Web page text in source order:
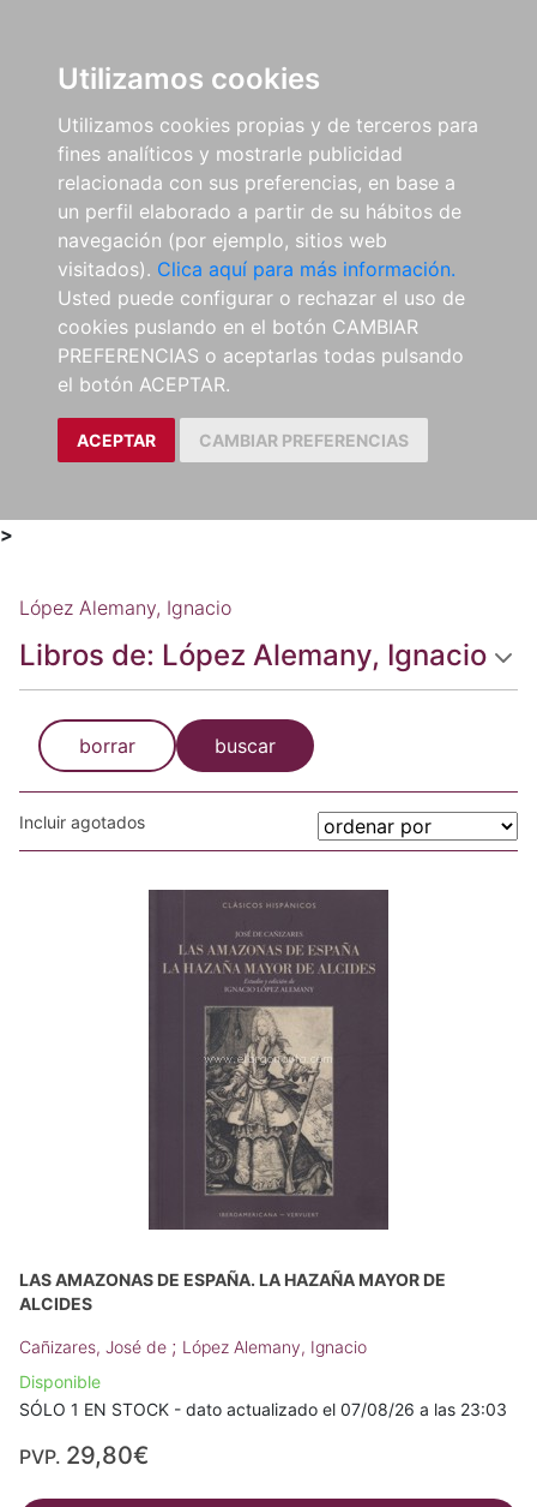
Utilizamos cookies
Utilizamos cookies propias y de terceros para
fines analíticos y mostrarle publicidad
relacionada con sus preferencias, en base a
un perfil elaborado a partir de su hábitos de
navegación (por ejemplo, sitios web
visitados). Clica aquí para más información.
Usted puede configurar o rechazar el uso de
cookies puslando en el botón CAMBIAR
PREFERENCIAS o aceptarlas todas pulsando
el botón ACEPTAR.
ACEPTAR CAMBIAR PREFERENCIAS
>
López Alemany, Ignacio
Libros de: López Alemany, Ignacio
borrar buscar
Incluir agotados
LAS AMAZONAS DE ESPAÑA. LA HAZAÑA MAYOR DE
ALCIDES
Cañizares, José de ; López Alemany, Ignacio
Disponible
SÓLO 1 EN STOCK - dato actualizado el 07/08/26 a las 23:03
PVP. 29,80€